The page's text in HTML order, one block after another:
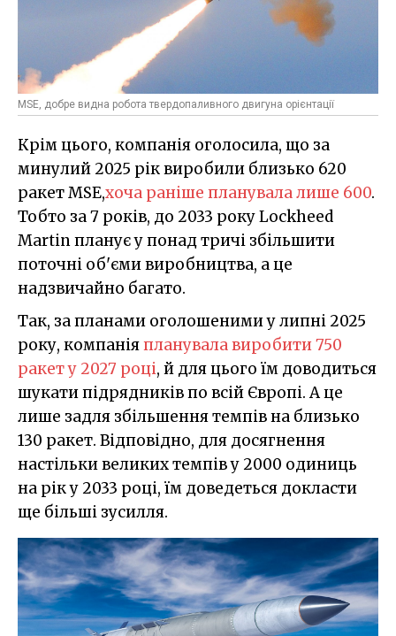
MSE, добре видна робота твердопаливного двигуна орієнтації
Крім цього, компанія оголосила, що за
минулий 2025 рік виробили близько 620
ракет MSE,хоча раніше планувала лише 600.
Тобто за 7 років, до 2033 року Lockheed
Martin планує у понад тричі збільшити
поточні об'єми виробництва, а це
надзвичайно багато.
Так, за планами оголошеними у липні 2025
року, компаніяпланувала виробити 750
ракет у 2027 році, й для цього їм доводиться
шукати підрядників по всій Європі. А це
лише задля збільшення темпів на близько
130 ракет. Відповідно, для досягнення
настільки великих темпів у 2000 одиниць
на рік у 2033 році, їм доведеться докласти
ще більші зусилля.